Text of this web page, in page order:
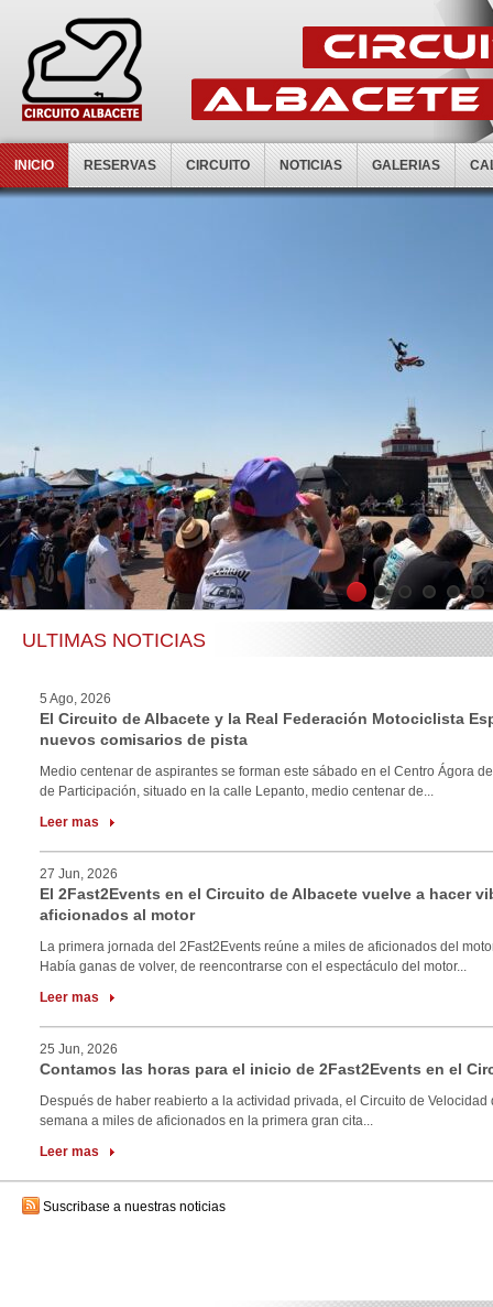
INICIO RESERVAS CIRCUITO NOTICIAS GALERIAS
1 2 3 4 5 6
ULTIMAS NOTICIAS
5 Ago, 2026
El Circuito de Albacete y la Real Federación Motociclista
nuevos comisarios de pista
Medio centenar de aspirantes se forman este sábado en el Centro Ágora
de Participación, situado en la calle Lepanto, medio centenar de...
Leer mas
27 Jun, 2026
El 2Fast2Events en el Circuito de Albacete vuelve a hacer
aficionados al motor
La primera jornada del 2Fast2Events reúne a miles de aficionados del
Había ganas de volver, de reencontrarse con el espectáculo del motor...
Leer mas
25 Jun, 2026
Contamos las horas para el inicio de 2Fast2Events en el
Después de haber reabierto a la actividad privada, el Circuito de Velocidad
semana a miles de aficionados en la primera gran cita...
Leer mas
Suscribase a nuestras noticias